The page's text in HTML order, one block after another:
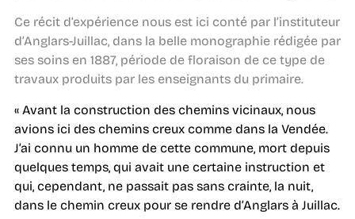
Ce récit d’expérience nous est ici conté par l’instituteur
d’Anglars-Juillac, dans la belle monographie rédigée par
ses soins en 1887, période de floraison de ce type de
travaux produits par les enseignants du primaire.
« Avant la construction des chemins vicinaux, nous
avions ici des chemins creux comme dans la Vendée.
J’ai connu un homme de cette commune, mort depuis
quelques temps, qui avait une certaine instruction et
qui, cependant, ne passait pas sans crainte, la nuit,
dans le chemin creux pour se rendre d’Anglars à Juillac.